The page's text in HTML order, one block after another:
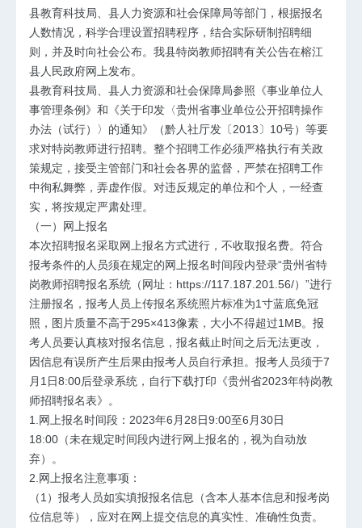
县教育科技局、县人力资源和社会保障局等部门，根据报名
人数情况，科学合理设置招聘程序，结合实际研制招聘细
则，并及时向社会公布。我县特岗教师招聘有关公告在榕江
县人民政府网上发布。
县教育科技局、县人力资源和社会保障局参照《事业单位人
事管理条例》和《关于印发〈贵州省事业单位公开招聘操作
办法（试行）〉的通知》（黔人社厅发〔2013〕10号）等要
求对特岗教师进行招聘。整个招聘工作必须严格执行有关政
策规定，接受主管部门和社会各界的监督，严禁在招聘工作
中徇私舞弊，弄虚作假。对违反规定的单位和个人，一经查
实，将按规定严肃处理。
（一）网上报名
本次招聘报名采取网上报名方式进行，不收取报名费。符合
报考条件的人员须在规定的网上报名时间段内登录“贵州省特
岗教师招聘报名系统（网址：https://117.187.201.56/）”进行
注册报名，报考人员上传报名系统照片标准为1寸蓝底免冠
照，图片质量不高于295×413像素，大小不得超过1MB。报
考人员要认真核对报名信息，报名截止时间之后无法更改，
因信息有误所产生后果由报考人员自行承担。报考人员须于7
月1日8:00后登录系统，自行下载打印《贵州省2023年特岗教
师招聘报名表》。
1.网上报名时间段：2023年6月28日9:00至6月30日
18:00（未在规定时间段内进行网上报名的，视为自动放
弃）。
2.网上报名注意事项：
（1）报考人员如实填报报名信息（含本人基本信息和报考岗
位信息等），应对在网上提交信息的真实性、准确性负责。